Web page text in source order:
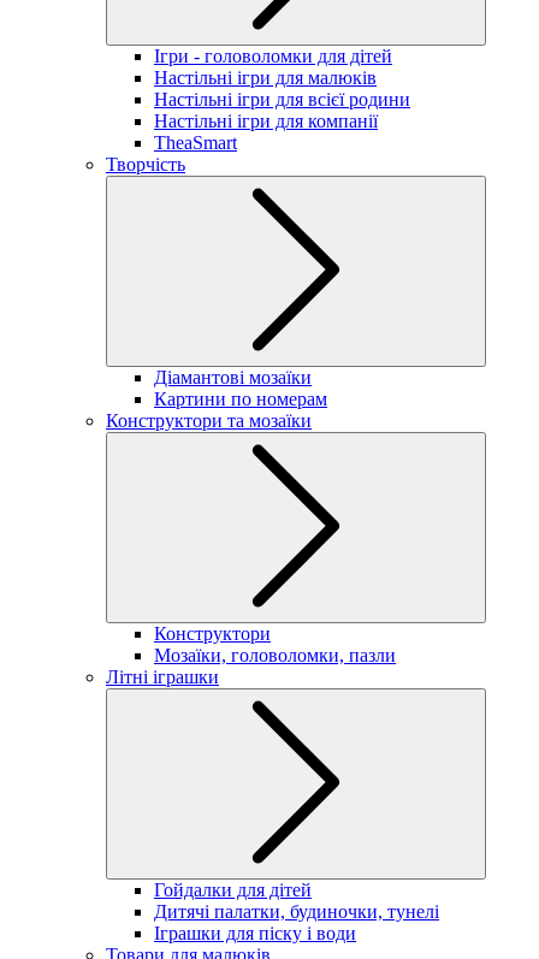
Ігри - головоломки для дітей
Настільні ігри для малюків
Настільні ігри для всієї родини
Настільні ігри для компанії
TheaSmart
Творчість
Діамантові мозаїки
Картини по номерам
Конструктори та мозаїки
Конструктори
Мозаїки, головоломки, пазли
Літні іграшки
Гойдалки для дітей
Дитячі палатки, будиночки, тунелі
Іграшки для піску і води
Товари для малюків